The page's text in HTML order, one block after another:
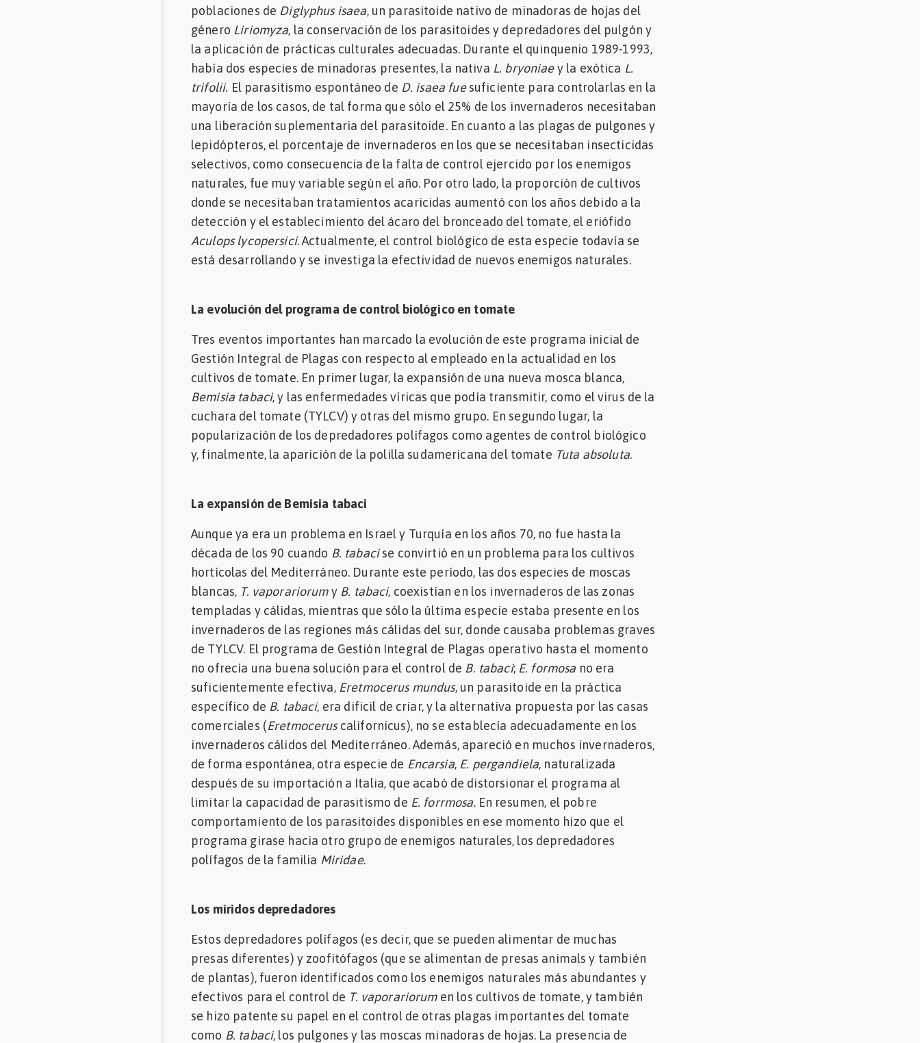
poblaciones de Diglyphus isaea, un parasitoide nativo de minadoras de hojas del
género Liriomyza, la conservación de los parasitoides y depredadores del pulgón y
la aplicación de prácticas culturales adecuadas. Durante el quinquenio 1989-1993,
había dos especies de minadoras presentes, la nativa L. bryoniaey la exótica L.
trifolii. El parasitismo espontáneo de D. isaea fuesuficiente para controlarlas en la
mayoría de los casos, de tal forma que sólo el 25% de los invernaderos necesitaban
una liberación suplementaria del parasitoide. En cuanto a las plagas de pulgones y
lepidópteros, el porcentaje de invernaderos en los que se necesitaban insecticidas
selectivos, como consecuencia de la falta de control ejercido por los enemigos
naturales, fue muy variable según el año. Por otro lado, la proporción de cultivos
donde se necesitaban tratamientos acaricidas aumentó con los años debido a la
detección y el establecimiento del ácaro del bronceado del tomate, el eriófido
Aculops lycopersici. Actualmente, el control biológico de esta especie todavía se
está desarrollando y se investiga la efectividad de nuevos enemigos naturales.
La evolución del programa de control biológico en tomate
Tres eventos importantes han marcado la evolución de este programa inicial de
Gestión Integral de Plagas con respecto al empleado en la actualidad en los
cultivos de tomate. En primer lugar, la expansión de una nueva mosca blanca,
Bemisia tabaci, y las enfermedades víricas que podía transmitir, como el virus de la
cuchara del tomate (TYLCV) y otras del mismo grupo. En segundo lugar, la
popularización de los depredadores polífagos como agentes de control biológico
y, finalmente, la aparición de la polilla sudamericana del tomate Tuta absoluta.
La expansión de Bemisia tabaci
Aunque ya era un problema en Israel y Turquía en los años 70, no fue hasta la
década de los 90 cuando B. tabacise convirtió en un problema para los cultivos
hortícolas del Mediterráneo. Durante este período, las dos especies de moscas
blancas, T. vaporariorumy B. tabaci, coexistían en los invernaderos de las zonas
templadas y cálidas, mientras que sólo la última especie estaba presente en los
invernaderos de las regiones más cálidas del sur, donde causaba problemas graves
de TYLCV. El programa de Gestión Integral de Plagas operativo hasta el momento
no ofrecía una buena solución para el control de B. tabaci; E. formosano era
suficientemente efectiva, Eretmocerus mundus, un parasitoide en la práctica
específico de B. tabaci, era dificil de criar, y la alternativa propuesta por las casas
comerciales (Eretmoceruscalifornicus), no se establecía adecuadamente en los
invernaderos cálidos del Mediterráneo. Además, apareció en muchos invernaderos,
de forma espontánea, otra especie de Encarsia, E. pergandiela, naturalizada
después de su importación a Italia, que acabó de distorsionar el programa al
limitar la capacidad de parasitismo de E. forrmosa. En resumen, el pobre
comportamiento de los parasitoides disponibles en ese momento hizo que el
programa girase hacia otro grupo de enemigos naturales, los depredadores
polífagos de la familia Miridae.
Los míridos depredadores
Estos depredadores polífagos (es decir, que se pueden alimentar de muchas
presas diferentes) y zoofitófagos (que se alimentan de presas animals y también
de plantas), fueron identificados como los enemigos naturales más abundantes y
efectivos para el control de T. vaporariorumen los cultivos de tomate, y también
se hizo patente su papel en el control de otras plagas importantes del tomate
como B. tabaci, los pulgones y las moscas minadoras de hojas. La presencia de